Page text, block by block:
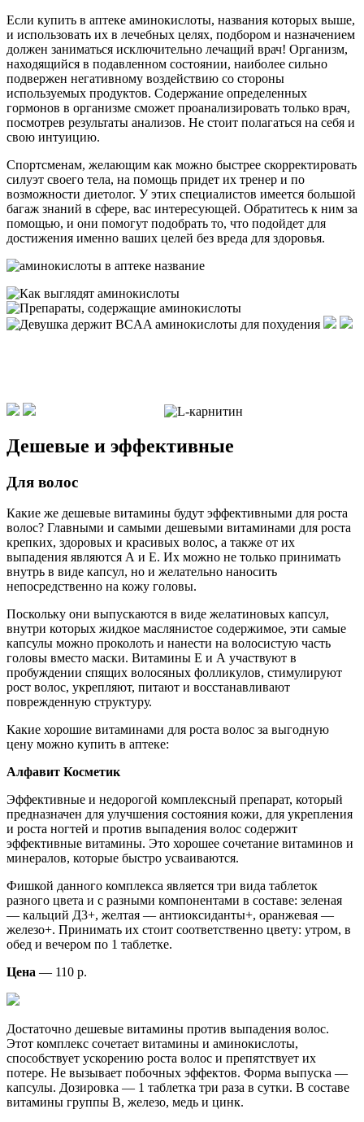
Если купить в аптеке аминокислоты, названия которых выше,
и использовать их в лечебных целях, подбором и назначением
должен заниматься исключительно лечащий врач! Организм,
находящийся в подавленном состоянии, наиболее сильно
подвержен негативному воздействию со стороны
используемых продуктов. Содержание определенных
гормонов в организме сможет проанализировать только врач,
посмотрев результаты анализов. Не стоит полагаться на себя и
свою интуицию.
Спортсменам, желающим как можно быстрее скорректировать
силуэт своего тела, на помощь придет их тренер и по
возможности диетолог. У этих специалистов имеется большой
багаж знаний в сфере, вас интересующей. Обратитесь к ним за
помощью, и они помогут подобрать то, что подойдет для
достижения именно ваших целей без вреда для здоровья.
Дешевые и эффективные
Для волос
Какие же дешевые витамины будут эффективными для роста
волос? Главными и самыми дешевыми витаминами для роста
крепких, здоровых и красивых волос, а также от их
выпадения являются А и Е. Их можно не только принимать
внутрь в виде капсул, но и желательно наносить
непосредственно на кожу головы.
Поскольку они выпускаются в виде желатиновых капсул,
внутри которых жидкое маслянистое содержимое, эти самые
капсулы можно проколоть и нанести на волосистую часть
головы вместо маски. Витамины Е и А участвуют в
пробуждении спящих волосяных фолликулов, стимулируют
рост волос, укрепляют, питают и восстанавливают
поврежденную структуру.
Какие хорошие витаминами для роста волос за выгодную
цену можно купить в аптеке:
Алфавит Косметик
Эффективные и недорогой комплексный препарат, который
предназначен для улучшения состояния кожи, для укрепления
и роста ногтей и против выпадения волос содержит
эффективные витамины. Это хорошее сочетание витаминов и
минералов, которые быстро усваиваются.
Фишкой данного комплекса является три вида таблеток
разного цвета и с разными компонентами в составе: зеленая
— кальций Д3+, желтая — антиоксиданты+, оранжевая —
железо+. Принимать их стоит соответственно цвету: утром, в
обед и вечером по 1 таблетке.
Цена — 110 р.
Достаточно дешевые витамины против выпадения волос.
Этот комплекс сочетает витамины и аминокислоты,
способствует ускорению роста волос и препятствует их
потере. Не вызывает побочных эффектов. Форма выпуска —
капсулы. Дозировка — 1 таблетка три раза в сутки. В составе
витамины группы В, железо, медь и цинк.